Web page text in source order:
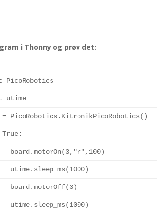
i Thonny og prøv det:
PicoRobotics
utime
= PicoRobotics. KitronikPicoRobotics()
True:
	board.
motorOn(3, "r", 100)
	utime.
sleep_ms(1000)
	board.
motorOff(3)
	utime.
sleep_ms(1000)